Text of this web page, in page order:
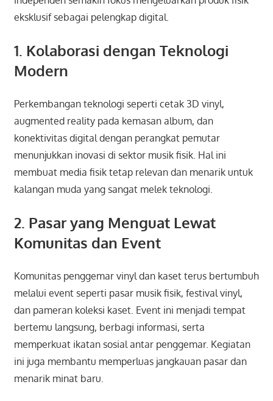
eksklusif sebagai pelengkap digital.
1. Kolaborasi dengan Teknologi
Modern
Perkembangan teknologi seperti cetak 3D vinyl,
augmented reality pada kemasan album, dan
konektivitas digital dengan perangkat pemutar
menunjukkan inovasi di sektor musik fisik. Hal ini
membuat media fisik tetap relevan dan menarik untuk
kalangan muda yang sangat melek teknologi.
2. Pasar yang Menguat Lewat
Komunitas dan Event
Komunitas penggemar vinyl dan kaset terus bertumbuh
melalui event seperti pasar musik fisik, festival vinyl,
dan pameran koleksi kaset. Event ini menjadi tempat
bertemu langsung, berbagi informasi, serta
memperkuat ikatan sosial antar penggemar. Kegiatan
ini juga membantu memperluas jangkauan pasar dan
menarik minat baru.